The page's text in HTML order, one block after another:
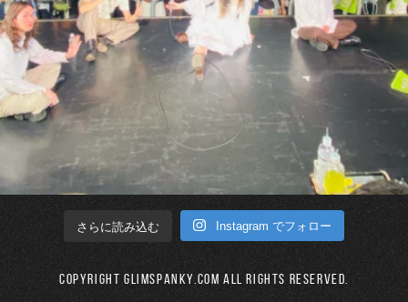
さらに読み込む Instagram でフォロー
Copyright GLIMSPANKY.COM All Rights Reserved.